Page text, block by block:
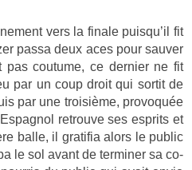
vers la fin­ale puis­qu’il fit
passa deux aces pour sauv­er
pas co­utume, ce de­rni­er ne fit
par un coup droit qui sor­tit de
par une troisiè­me, pro­voquée
retro­uve ses esprits et
balle, il gratifia alors le pub­lic
le sol avant de ter­min­er sa co­